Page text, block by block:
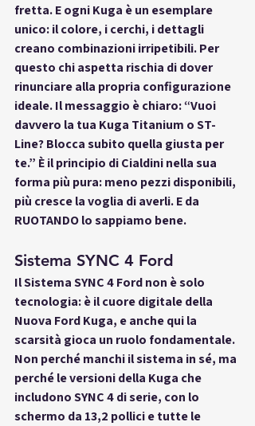
fretta. E ogni Kuga è un esemplare
unico: il colore, i cerchi, i dettagli
creano combinazioni irripetibili. Per
questo chi aspetta rischia di dover
rinunciare alla propria configurazione
ideale. Il messaggio è chiaro: “Vuoi
davvero la tua Kuga Titanium o ST-
Line? Blocca subito quella giusta per
te.” È il principio di Cialdini nella sua
forma più pura: meno pezzi disponibili,
più cresce la voglia di averli. E da
RUOTANDO lo sappiamo bene.
Sistema SYNC 4 Ford
Il Sistema SYNC 4 Ford non è solo
tecnologia: è il cuore digitale della
Nuova Ford Kuga, e anche qui la
scarsità gioca un ruolo fondamentale.
Non perché manchi il sistema in sé, ma
perché le versioni della Kuga che
includono SYNC 4 di serie, con lo
schermo da 13,2 pollici e tutte le